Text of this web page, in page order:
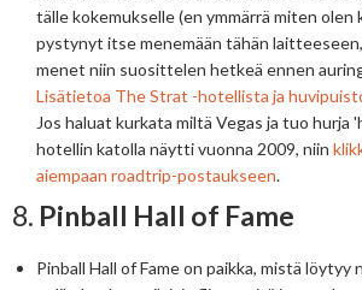
tälle kokemukselle (en ymmärrä miten olen
pystynyt itse menemään tähän
menet niin suosittelen hetkeä ennen
Lisätietoa The Strat -hotellista ja
Jos haluat kurkata miltä Vegas ja tuo hurja
hotellin katolla näytti vuonna 2009, niin
aiempaan roadtrip-postaukseen.
8. Pinball Hall of Fame
Pinball Hall of Fame on paikka, mistä löytyy